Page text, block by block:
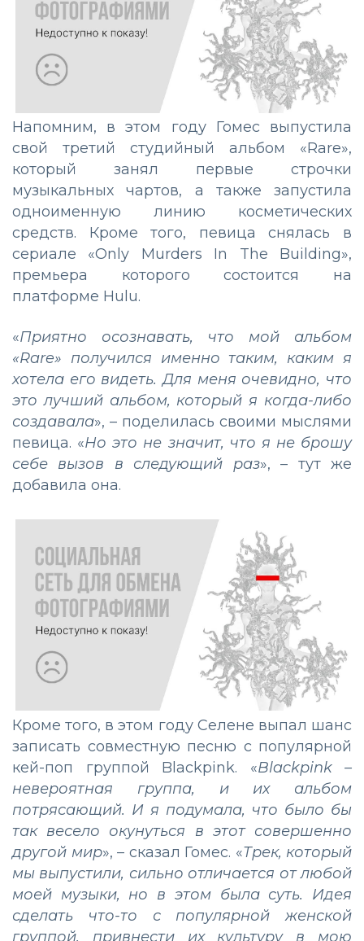
Напомним, в этом году Гомес выпустила
свой третий студийный альбом «Rare»,
который занял первые строчки
музыкальных чартов, а также запустила
одноименную линию косметических
средств. Кроме того, певица снялась в
сериале «Only Murders In The Building»,
премьера которого состоится на
платформе Hulu.
«Приятно осознавать, что мой альбом
«Rare» получился именно таким, каким я
хотела его видеть. Для меня очевидно, что
это лучший альбом, который я когда-либо
создавала», – поделилась своими мыслями
певица. «Но это не значит, что я не брошу
себе вызов в следующий раз», – тут же
добавила она.
Кроме того, в этом году Селене выпал шанс
записать совместную песню с популярной
кей-поп группой Blackpink. «Blackpink –
невероятная группа, и их альбом
потрясающий. И я подумала, что было бы
так весело окунуться в этот совершенно
другой мир», – сказал Гомес. «Трек, который
мы выпустили, сильно отличается от любой
моей музыки, но в этом была суть. Идея
сделать что-то с популярной женской
группой, привнести их культуру в мою